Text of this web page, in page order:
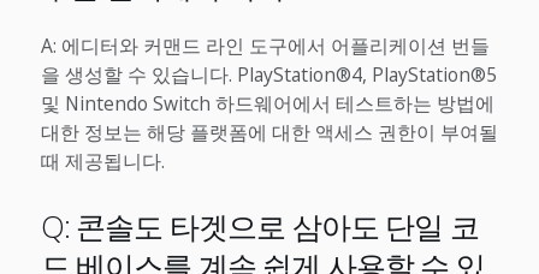
A: 에디터와 커맨드 라인 도구에서 어플리케이션 번들
을 생성할 수 있습니다. PlayStation®4, PlayStation®5
및 Nintendo Switch 하드웨어에서 테스트하는 방법에
대한 정보는 해당 플랫폼에 대한 액세스 권한이 부여될
때 제공됩니다.
Q: 콘솔도 타겟으로 삼아도 단일 코
드 베이스를 계속 쉽게 사용할 수 있